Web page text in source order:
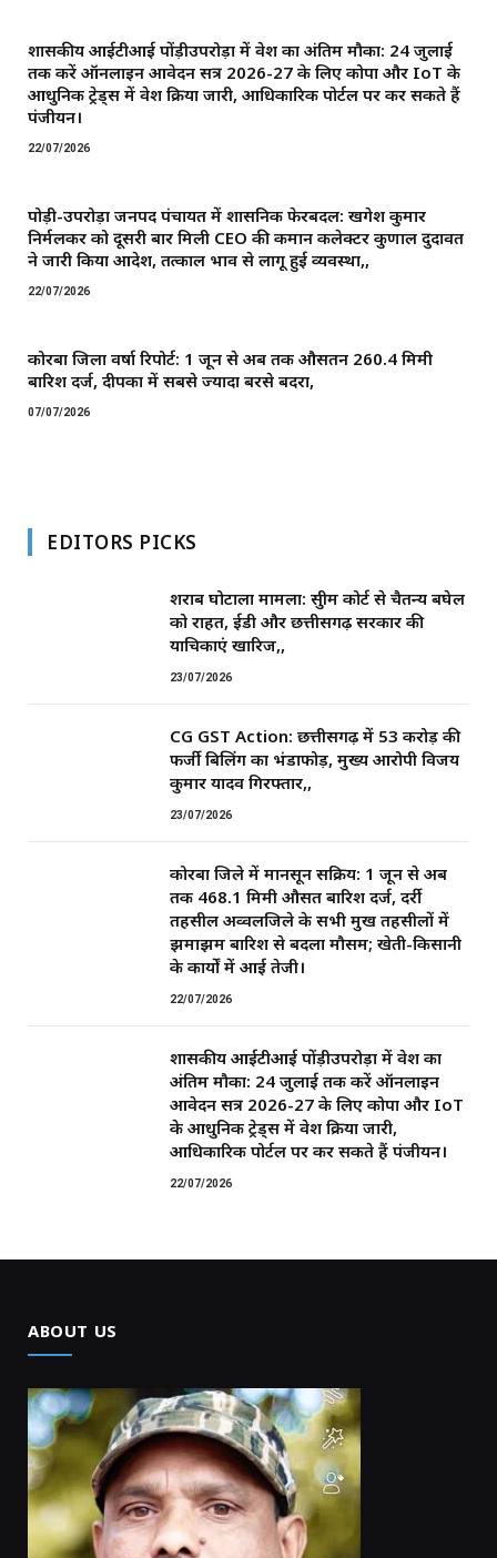
शासकीय आईटीआई पोंड़ीउपरोड़ा में प्रवेश का अंतिम मौका: 24 जुलाई
तक करें ऑनलाइन आवेदन सत्र 2026-27 के लिए कोपा और IoT के
आधुनिक ट्रेड्स में प्रवेश प्रक्रिया जारी, आधिकारिक पोर्टल पर कर सकते हैं
पंजीयन।
22/07/2026
पोड़ी-उपरोड़ा जनपद पंचायत में प्रशासनिक फेरबदल: खगेश कुमार
निर्मलकर को दूसरी बार मिली CEO की कमान ​कलेक्टर कुणाल दुदावत
ने जारी किया आदेश, तत्काल प्रभाव से लागू हुई व्यवस्था,,
22/07/2026
कोरबा जिला वर्षा रिपोर्ट: 1 जून से अब तक औसतन 260.4 मिमी
बारिश दर्ज, दीपका में सबसे ज्यादा बरसे बदरा,
07/07/2026
EDITORS PICKS
शराब घोटाला मामला: सुप्रीम कोर्ट से चैतन्य बघेल
को राहत, ईडी और छत्तीसगढ़ सरकार की
याचिकाएं खारिज,,
23/07/2026
CG GST Action: छत्तीसगढ़ में 53 करोड़ की
फर्जी बिलिंग का भंडाफोड़, मुख्य आरोपी विजय
कुमार यादव गिरफ्तार,,
23/07/2026
कोरबा जिले में मानसून सक्रिय: 1 जून से अब
तक 468.1 मिमी औसत बारिश दर्ज, दर्री
तहसील अव्वलजिले के सभी प्रमुख तहसीलों में
झमाझम बारिश से बदला मौसम; खेती-किसानी
के कार्यों में आई तेजी।
22/07/2026
शासकीय आईटीआई पोंड़ीउपरोड़ा में प्रवेश का
अंतिम मौका: 24 जुलाई तक करें ऑनलाइन
आवेदन सत्र 2026-27 के लिए कोपा और IoT
के आधुनिक ट्रेड्स में प्रवेश प्रक्रिया जारी,
आधिकारिक पोर्टल पर कर सकते हैं पंजीयन।
22/07/2026
ABOUT US